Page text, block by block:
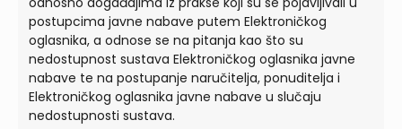
postupcima javne nabave putem Elektroničkog
oglasnika, a odnose se na pitanja kao što su
nedostupnost sustava Elektroničkog oglasnika javne
nabave te na postupanje naručitelja, ponuditelja i
Elektroničkog oglasnika javne nabave u slučaju
nedostupnosti sustava.